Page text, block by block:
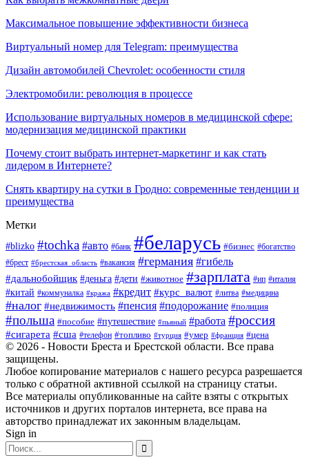
Максимальное повышение эффективности бизнеса
Виртуальный номер для Telegram: преимущества
Дизайн автомобилей Chevrolet: особенности стиля
Электромобили: революция в процессе
Использование виртуальных номеров в медицинской сфере:
модернизация медицинской практики
Почему стоит выбрать интернет-маркетинг и как стать
лидером в Интернете?
Снять квартиру на сутки в Гродно: современные тенденции и
преимущества
Метки
#blizko #tochka #авто #банк #беларусь #бизнес #богатство
#брест #брестская_область #вакансия #германия #гибель
#дальнобойщик #деньга #дети #животное #зарплата #ип #италия
#китай #коммуналка #кража #кредит #курс_валют #литва #медицина
#налог #недвижимость #пенсия #подорожание #полиция
#польша #пособие #путешествие #пьяный #работа #россия
#сигарета #сша #телефон #топливо #турция #умер #франция #цена
© 2026 - Новости Бреста и Брестской области. Все права
защищены.
Любое копирование материалов с нашего ресурса разрешается
только с обратной активной ссылкой на страницу статьи.
Все материалы опубликованные на сайте взяты с открытых
источников и других порталов интернета, все права на
авторство принадлежат их законным владельцам.
Sign in